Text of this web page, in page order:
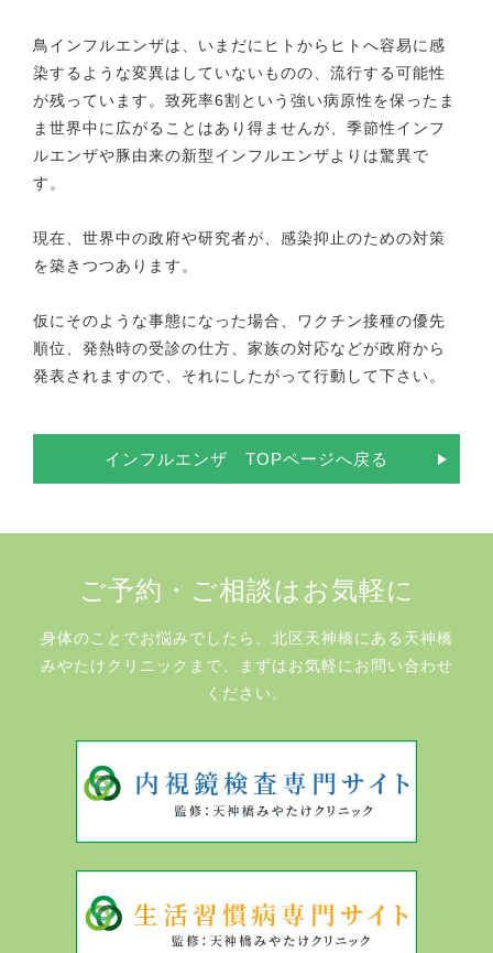
鳥インフルエンザは、いまだにヒトからヒトへ容易に感
染するような変異はしていないものの、流行する可能性
が残っています。致死率6割という強い病原性を保ったま
ま世界中に広がることはあり得ませんが、季節性インフ
ルエンザや豚由来の新型インフルエンザよりは驚異で
す。
現在、世界中の政府や研究者が、感染抑止のための対策
を築きつつあります。
仮にそのような事態になった場合、ワクチン接種の優先
順位、発熱時の受診の仕方、家族の対応などが政府から
発表されますので、それにしたがって行動して下さい。
インフルエンザ TOPページへ戻る
ご予約・ご相談はお気軽に
身体のことでお悩みでしたら、北区天神橋にある天神橋
みやたけクリニックまで、まずはお気軽にお問い合わせ
ください。